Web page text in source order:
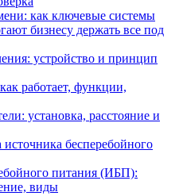
как ключевые системы
бизнесу держать все под
устройство и принцип
работает, функции,
установка, расстояние и
источника бесперебойного
питания (ИБП):
виды